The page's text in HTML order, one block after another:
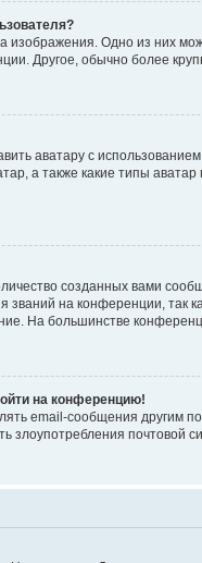
изображения. Одно из них
Другое, обычно более
аватару с
а также какие типы
созданных вами
на конференции, так
На большинстве
на конференцию!
email-сообщения
злоупотребления почтовой